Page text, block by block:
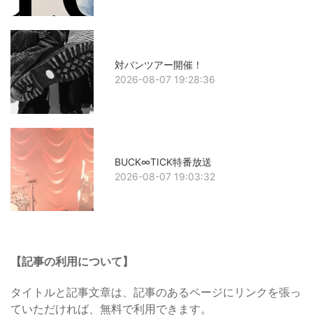
対バンツアー開催！
2026-08-07 19:28:36
BUCK∞TICK特番放送
2026-08-07 19:03:32
【記事の利用について】
タイトルと記事文章は、記事のあるページにリンクを張っ
ていただければ、無料で利用できます。